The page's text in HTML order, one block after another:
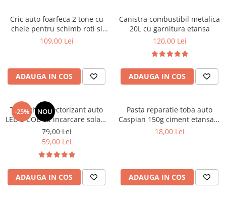
Cotiere Auto
Folie Geamuri
Huse Volan cu Ac si Ata
Huse Volan din Piele Ecologica
Huse Volan din Piele Ecologica cu
Silicon
Huse Volan Piele Naturala
Huse Volan Silicon
Oglinda Retrovizoare
Covorase SsangYong
Covorase SUZUKI
Covorase VOLKSWAGEN
Covorase VOLVO
Tavite Portbagaj
Cric auto foarfeca 2 tone cu
cheie pentru schimb roti si
ridicare masina
109,00 Lei
ADAUGA IN COS
Canistra combustibil metalica
20L cu garnitura etansa
120,00 Lei
ADAUGA IN COS
-25% NOU
Triunghi reflectorizant auto
LED 3 COB cu incarcare solara
USB
79,00 Lei
59,00 Lei
ADAUGA IN COS
Pasta reparatie toba auto
Caspian 150g ciment etansare
esapament
18,00 Lei
ADAUGA IN COS